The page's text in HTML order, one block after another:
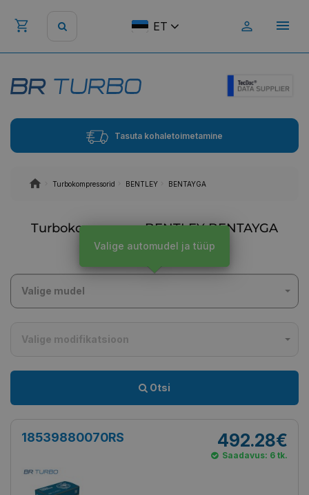
ET
Tasuta kohaletoimetamine
Turbokompressorid BENTLEY BENTAYGA
Turbokompressor BENTLEY BENTAYGA
sõidukile
Valige mudel
Valige automudel ja tüüp
Valige modifikatsioon
Otsi
18539880070RS 492.28€
Saadavus: 6 tk.